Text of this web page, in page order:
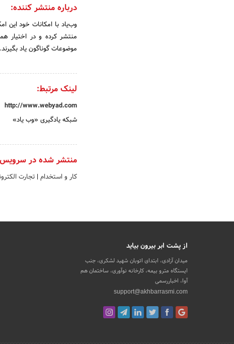
درباره منتشر کننده:
وب‌یاد با امکانات خود این
منتشر کرده و در اختیار
موضوعات گوناگون یاد
لینک مرتبط:
http://www.webyad.com
شبکه یادگیری «وب یاد»
منتشر شده در
کار و استخدام | تجارت
از پشت ابر بیرون بیاید
میدان آزادی، ابتدای اتوبان شهید لشکری، جنب
ایستگاه مترو بیمه، کارخانه نوآوری، ساختمان هم
آوا، اخباررسمی
support@akhbarrasmi.com